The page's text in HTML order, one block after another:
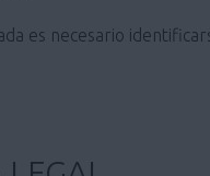
es necesario